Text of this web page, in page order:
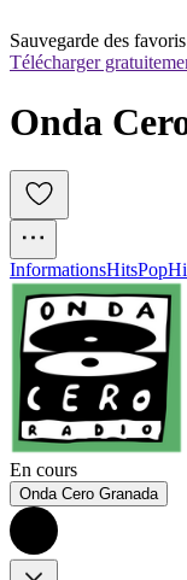
Sauvegarde des favoris
Télécharger
Onda
InformationsHitsPop
En cours
Onda Cero Granada